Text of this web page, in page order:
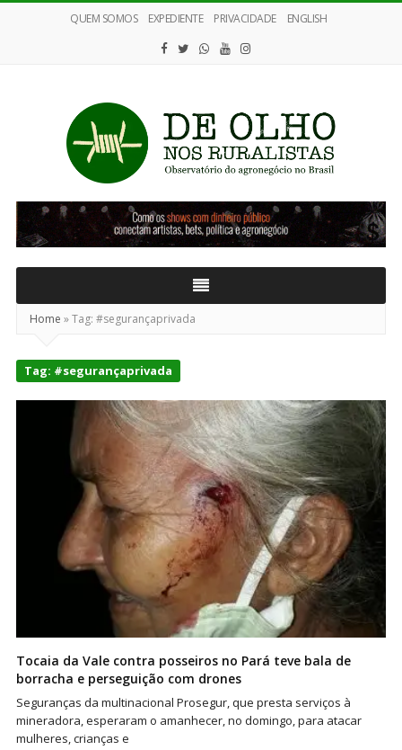
QUEM SOMOS EXPEDIENTE PRIVACIDADE ENGLISH
De
Olho
nos
Home »Tag: #segurançaprivada
Tag: #segurançaprivada
Tocaia da Vale contra posseiros no Pará teve bala de
borracha e perseguição com drones
Seguranças da multinacional Prosegur, que presta serviços à
mineradora, esperaram o amanhecer, no domingo, para atacar
mulheres, crianças e